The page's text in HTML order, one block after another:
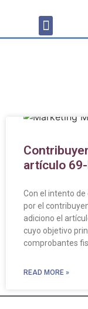
artículo 69-
Con el intento
por el
adiciono el
cuyo objetivo
comprobantes
READ MORE »